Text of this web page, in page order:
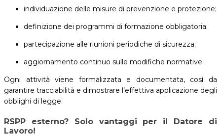
individuazione delle misure di prevenzione e protezione;
definizione dei programmi di formazione obbligatoria;
partecipazione alle riunioni periodiche di sicurezza;
aggiornamento continuo sulle modifiche normative.
Ogni attività viene formalizzata e documentata, così da
garantire tracciabilità e dimostrare l’effettiva applicazione degli
obblighi di legge.
RSPP esterno? Solo vantaggi per il Datore di
Lavoro!